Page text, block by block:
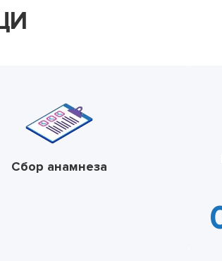
Сбор анамнеза